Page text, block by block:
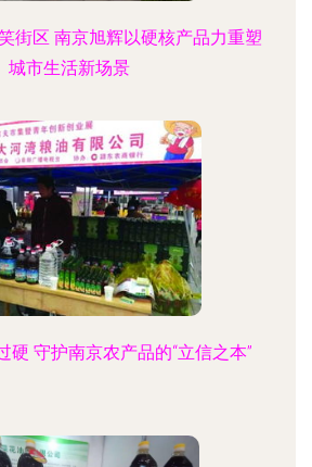
街区 南京旭辉以硬核产品力重塑
城市生活新场景
硬 守护南京农产品的“立信之本”